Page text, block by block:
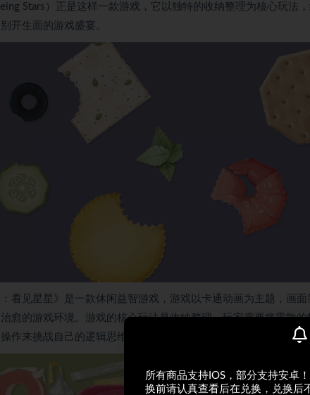
Stars）正是这样一款游戏，它以独特的收纳整理为核心玩法
开生面的游戏盛宴。
：看见星星》是一款休闲益智游戏，游戏以卡通动画为主题，画
治愈的游戏环境。游戏的核心玩法是收纳整理，玩家需要将零散
作来挑战自己的逻辑思维和空间认知能力。
所有商品支持IOS，部分支持安卓
换前请认真查看后在兑换，兑换后